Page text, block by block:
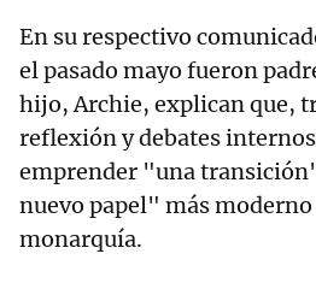
En su respectivo
el pasado mayo fueron
hijo, Archie, explican que,
reflexión y debates
emprender "una
nuevo papel" más
monarquía.